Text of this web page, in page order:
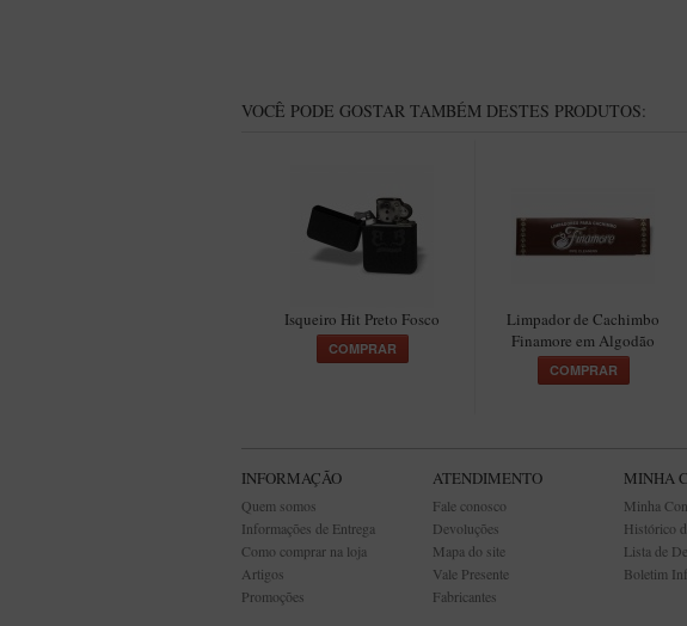
VOCÊ PODE GOSTAR TAMBÉM DESTES PRODUTOS:
Isqueiro Hit Preto Fosco
COMPRAR
Limpador de Cachimbo
Finamore em Algodão
COMPRAR
INFORMAÇÃO
Quem somos
Informações de Entrega
Como comprar na loja
Artigos
Promoções
ATENDIMENTO
Fale conosco
Devoluções
Mapa do site
Vale Presente
Fabricantes
MINHA
Minha
Histórico
Lista de
Boletim